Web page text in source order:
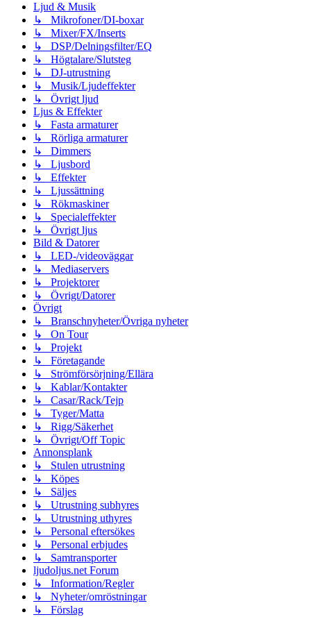
Ljud & Musik
↳ Mikrofoner/DI-boxar
↳ Mixer/FX/Inserts
↳ DSP/Delningsfilter/EQ
↳ Högtalare/Slutsteg
↳ DJ-utrustning
↳ Musik/Ljudeffekter
↳ Övrigt ljud
Ljus & Effekter
↳ Fasta armaturer
↳ Rörliga armaturer
↳ Dimmers
↳ Ljusbord
↳ Effekter
↳ Ljussättning
↳ Rökmaskiner
↳ Specialeffekter
↳ Övrigt ljus
Bild & Datorer
↳ LED-/videoväggar
↳ Mediaservers
↳ Projektorer
↳ Övrigt/Datorer
Övrigt
↳ Branschnyheter/Övriga nyheter
↳ On Tour
↳ Projekt
↳ Företagande
↳ Strömförsörjning/Ellära
↳ Kablar/Kontakter
↳ Casar/Rack/Tejp
↳ Tyger/Matta
↳ Rigg/Säkerhet
↳ Övrigt/Off Topic
Annonsplank
↳ Stulen utrustning
↳ Köpes
↳ Säljes
↳ Utrustning subhyres
↳ Utrustning uthyres
↳ Personal eftersökes
↳ Personal erbjudes
↳ Samtransporter
ljudoljus.net Forum
↳ Information/Regler
↳ Nyheter/omröstningar
↳ Förslag